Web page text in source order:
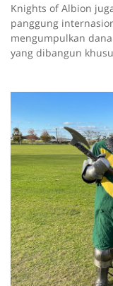
Knights of Albion
panggung
mengumpulkan
yang dibangun